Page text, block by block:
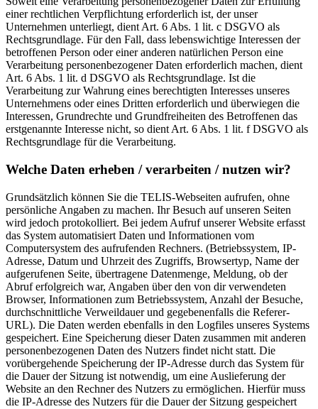
einer rechtlichen Verpflichtung erforderlich ist, der unser
Unternehmen unterliegt, dient Art. 6 Abs. 1 lit. c DSGVO als
Rechtsgrundlage. Für den Fall, dass lebenswichtige Interessen der
betroffenen Person oder einer anderen natürlichen Person eine
Verarbeitung personenbezogener Daten erforderlich machen, dient
Art. 6 Abs. 1 lit. d DSGVO als Rechtsgrundlage. Ist die
Verarbeitung zur Wahrung eines berechtigten Interesses unseres
Unternehmens oder eines Dritten erforderlich und überwiegen die
Interessen, Grundrechte und Grundfreiheiten des Betroffenen das
erstgenannte Interesse nicht, so dient Art. 6 Abs. 1 lit. f DSGVO als
Rechtsgrundlage für die Verarbeitung.
Welche Daten erheben / verarbeiten / nutzen wir?
Grundsätzlich können Sie die TELIS-Webseiten aufrufen, ohne
persönliche Angaben zu machen. Ihr Besuch auf unseren Seiten
wird jedoch protokolliert. Bei jedem Aufruf unserer Website erfasst
das System automatisiert Daten und Informationen vom
Computersystem des aufrufenden Rechners. (Betriebssystem, IP-
Adresse, Datum und Uhrzeit des Zugriffs, Browsertyp, Name der
aufgerufenen Seite, übertragene Datenmenge, Meldung, ob der
Abruf erfolgreich war, Angaben über den von dir verwendeten
Browser, Informationen zum Betriebssystem, Anzahl der Besuche,
durchschnittliche Verweildauer und gegebenenfalls die Referer-
URL). Die Daten werden ebenfalls in den Logfiles unseres Systems
gespeichert. Eine Speicherung dieser Daten zusammen mit anderen
personenbezogenen Daten des Nutzers findet nicht statt. Die
vorübergehende Speicherung der IP-Adresse durch das System für
die Dauer der Sitzung ist notwendig, um eine Auslieferung der
Website an den Rechner des Nutzers zu ermöglichen. Hierfür muss
die IP-Adresse des Nutzers für die Dauer der Sitzung gespeichert